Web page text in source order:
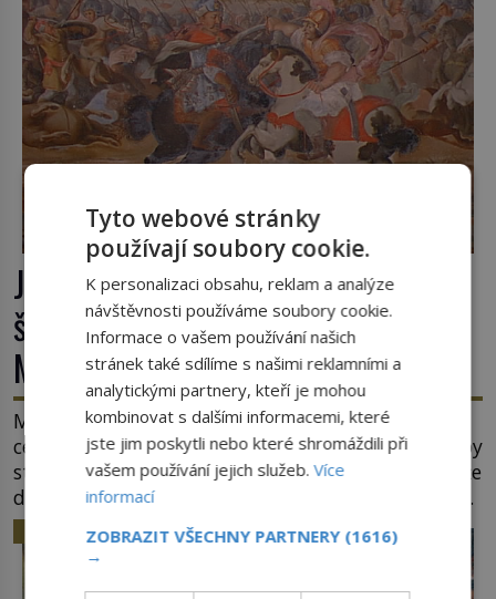
Jaroslav ze Šternberka: Neexistující
šlechtic, který z Moravy vyžene
Mongoly
Mongolové se tlačí do Evropy a hrozí, že ovládnou
celý svět. Ale naštěstí jim v samotném srdci Evropy
stojí v cestě malé, ale silné království, které dokáže
dobyvatelské hordy zastavit. Co nedokáže žádná
z asijských říší, co nedokážou Němci – to dokáže
český král. Nebo že by ne? Mongolové od roku 1223
postupují podél Kaspického a Azovského moře, […]
HISTORIE
Tyto webové stránky
používají soubory cookie.
K personalizaci obsahu, reklam a analýze
návštěvnosti používáme soubory cookie.
Informace o vašem používání našich
stránek také sdílíme s našimi reklamními a
analytickými partnery, kteří je mohou
kombinovat s dalšími informacemi, které
jste jim poskytli nebo které shromáždili při
vašem používání jejich služeb.Více
informací
ZOBRAZIT VŠECHNY PARTNERY (1616)
→